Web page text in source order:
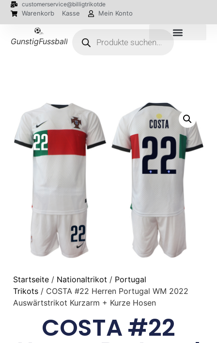
customerservice@billigtrikotde
Warenkorb Kasse Mein Konto
GunstigFussballTrikot
Startseite/ Nationaltrikot / Portugal
Trikots/ COSTA #22 Herren Portugal WM 2022
Auswärtstrikot Kurzarm + Kurze Hosen
COSTA #22